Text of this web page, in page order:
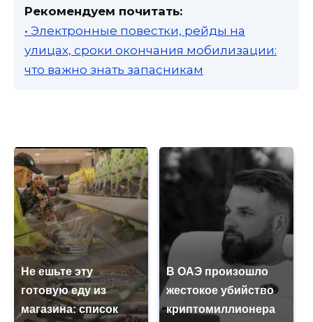
Рекомендуем почитать:
• Электронные повестки, рейды на
улицах, сроки окончания мобилизации:
что важно знать запасникам
Не ешьте эту
готовую еду из
магазина: список
В ОАЭ произошло
жестокое убийство
криптомиллионера